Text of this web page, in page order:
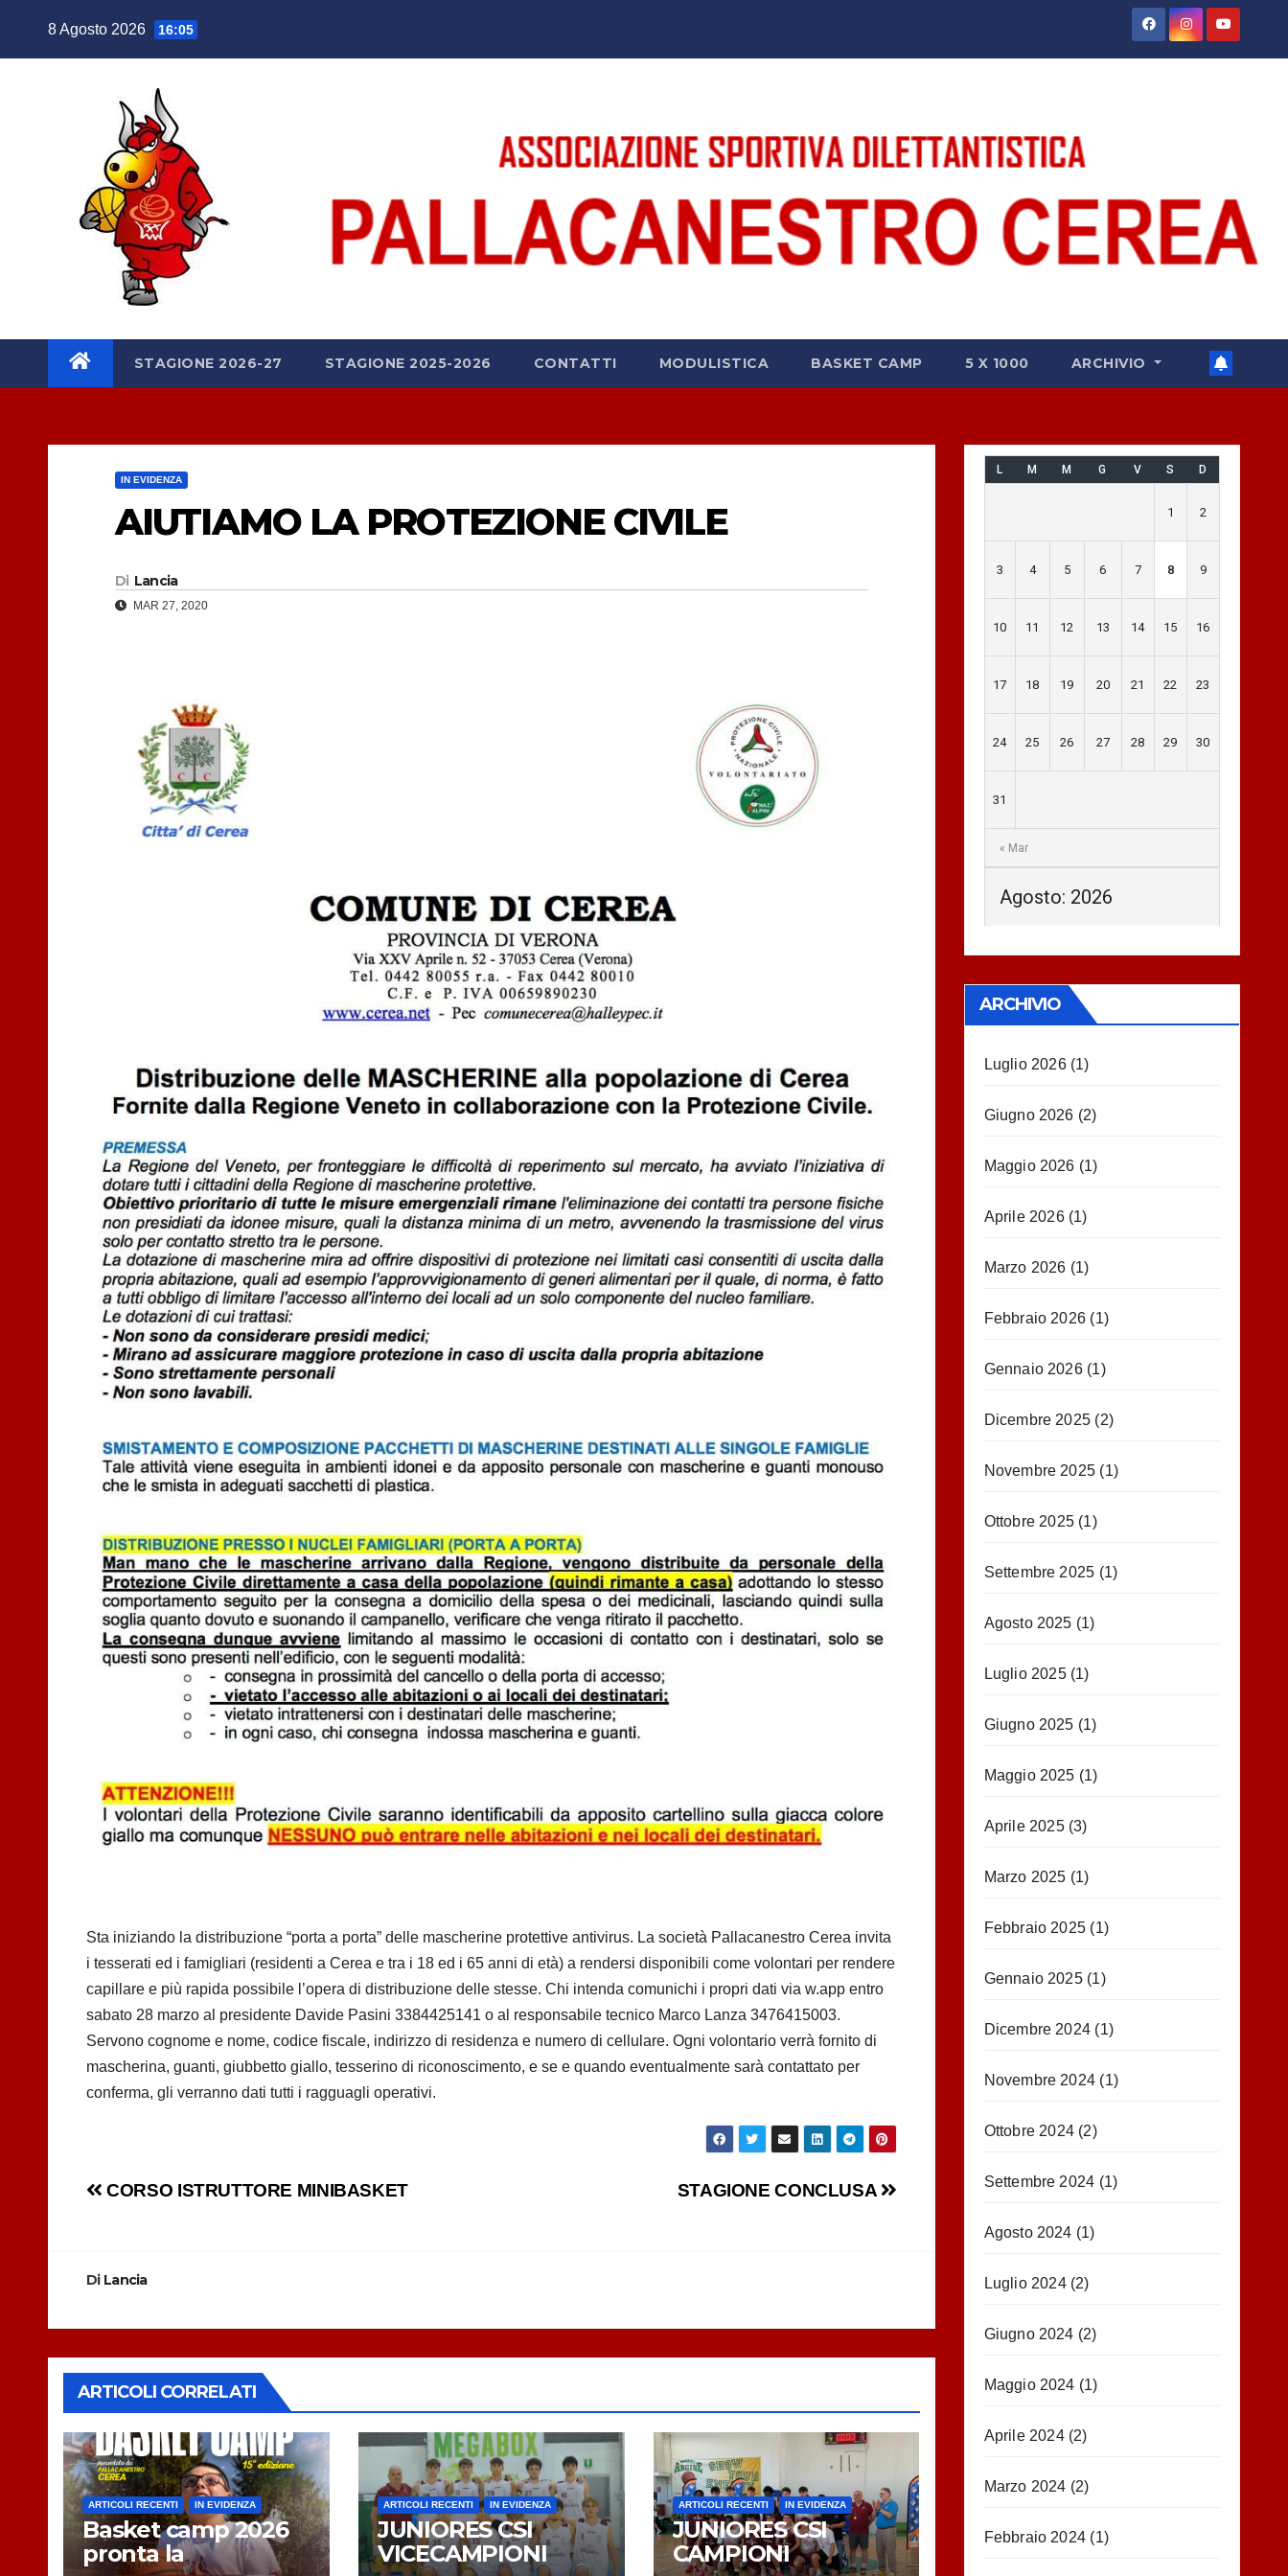
8 Agosto 2026 16:05
STAGIONE 2026-27 STAGIONE 2025-2026 CONTATTI MODULISTICA BASKET CAMP 5 X 1000 ARCHIVIO
IN EVIDENZA
AIUTIAMO LA PROTEZIONE CIVILE
Di Lancia
MAR 27, 2020
Sta iniziando la distribuzione “porta a porta” delle mascherine protettive antivirus. La società Pallacanestro Cerea invita
i tesserati ed i famigliari (residenti a Cerea e tra i 18 ed i 65 anni di età) a rendersi disponibili come volontari per rendere
capillare e più rapida possibile l’opera di distribuzione delle stesse. Chi intenda comunichi i propri dati via w.app entro
sabato 28 marzo al presidente Davide Pasini 3384425141 o al responsabile tecnico Marco Lanza 3476415003.
Servono cognome e nome, codice fiscale, indirizzo di residenza e numero di cellulare. Ogni volontario verrà fornito di
mascherina, guanti, giubbetto giallo, tesserino di riconoscimento, e se e quando eventualmente sarà contattato per
conferma, gli verranno dati tutti i ragguagli operativi.
Navigazione
STAGIONE CONCLUSA
CORSO ISTRUTTORE MINIBASKET
Di Lancia
ARTICOLI CORRELATI
ARTICOLI RECENTI IN EVIDENZA
Basket camp 2026
pronta la
ARTICOLI RECENTI IN EVIDENZA
JUNIORES CSI
VICECAMPIONI
ARTICOLI RECENTI IN EVIDENZA
JUNIORES CSI
CAMPIONI
Agosto: 2026
L M M G V S D
« Mar
1 2
3 4 5 6 7 8 9
10 11 12 13 14 15 16
17 18 19 20 21 22 23
24 25 26 27 28 29 30
31
ARCHIVIO
Luglio 2026(1)
Giugno 2026 (2)
Maggio 2026 (1)
Aprile 2026(1)
Marzo 2026 (1)
Febbraio 2026 (1)
Gennaio 2026(1)
Dicembre 2025 (2)
Novembre 2025 (1)
Ottobre 2025(1)
Settembre 2025 (1)
Agosto 2025 (1)
Luglio 2025(1)
Giugno 2025 (1)
Maggio 2025 (1)
Aprile 2025(3)
Marzo 2025 (1)
Febbraio 2025 (1)
Gennaio 2025(1)
Dicembre 2024 (1)
Novembre 2024 (1)
Ottobre 2024(2)
Settembre 2024 (1)
Agosto 2024 (1)
Luglio 2024(2)
Giugno 2024 (2)
Maggio 2024 (1)
Aprile 2024(2)
Marzo 2024 (2)
Febbraio 2024 (1)